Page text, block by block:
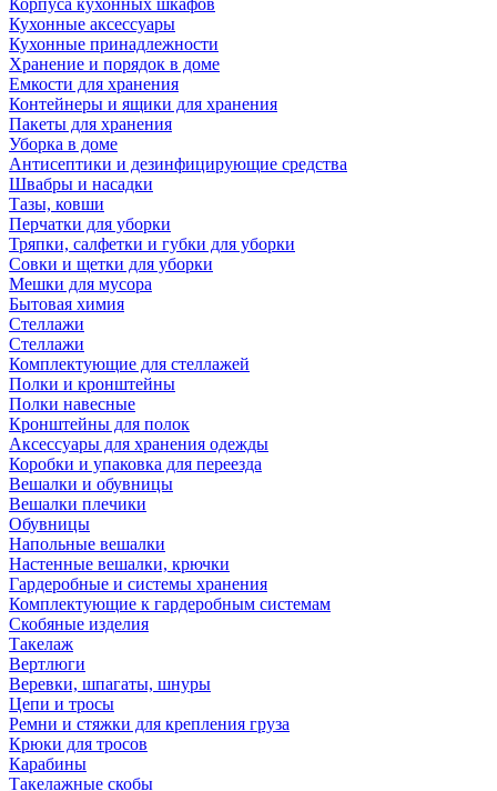
Корпуса кухонных шкафов
Кухонные аксессуары
Кухонные принадлежности
Хранение и порядок в доме
Емкости для хранения
Контейнеры и ящики для хранения
Пакеты для хранения
Уборка в доме
Антисептики и дезинфицирующие средства
Швабры и насадки
Тазы, ковши
Перчатки для уборки
Тряпки, салфетки и губки для уборки
Совки и щетки для уборки
Мешки для мусора
Бытовая химия
Стеллажи
Стеллажи
Комплектующие для стеллажей
Полки и кронштейны
Полки навесные
Кронштейны для полок
Аксессуары для хранения одежды
Коробки и упаковка для переезда
Вешалки и обувницы
Вешалки плечики
Обувницы
Напольные вешалки
Настенные вешалки, крючки
Гардеробные и системы хранения
Комплектующие к гардеробным системам
Скобяные изделия
Такелаж
Вертлюги
Веревки, шпагаты, шнуры
Цепи и тросы
Ремни и стяжки для крепления груза
Крюки для тросов
Карабины
Такелажные скобы